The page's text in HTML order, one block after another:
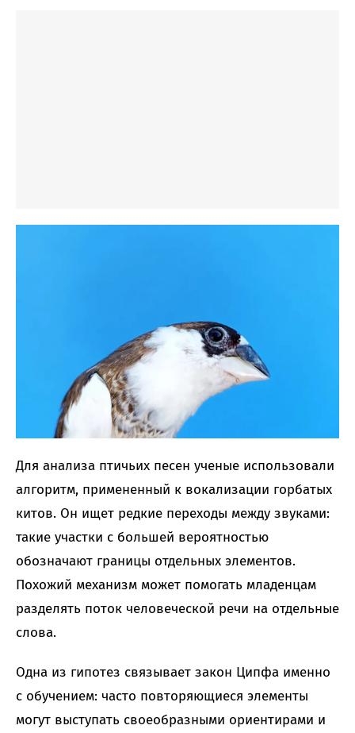
Для анализа птичьих песен ученые использовали
алгоритм, примененный к вокализации горбатых
китов. Он ищет редкие переходы между звуками:
такие участки с большей вероятностью
обозначают границы отдельных элементов.
Похожий механизм может помогать младенцам
разделять поток человеческой речи на отдельные
слова.
Одна из гипотез связывает закон Ципфа именно
с обучением: часто повторяющиеся элементы
могут выступать своеобразными ориентирами и